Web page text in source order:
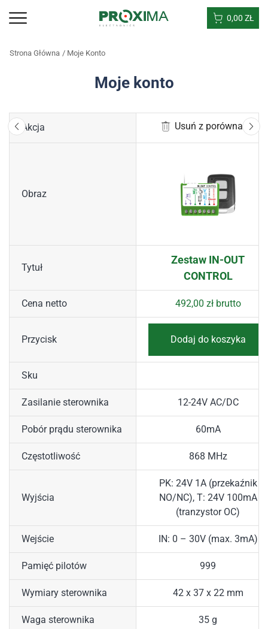
0,00 ZŁ
Strona Główna Moje Konto
Moje konto
Akcja Usuń z porównania
Obraz
Tytuł
Zestaw IN-OUT
CONTROL
Cena netto 492,00 złbrutto
Przycisk Dodaj do koszyka
Sku
Zasilanie sterownika 12-24V AC/DC
Pobór prądu sterownika 60mA
Częstotliwość 868 MHz
Wyjścia
PK: 24V 1A (przekaźnik
NO/NC), T: 24V 100mA
(tranzystor OC)
Wejście IN: 0 – 30V (max. 3mA)
Pamięć pilotów 999
Wymiary sterownika 42 x 37 x 22 mm
Waga sterownika 35 g